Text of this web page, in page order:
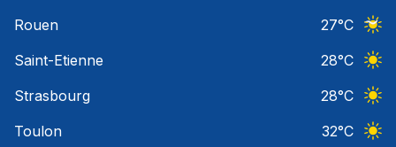
Rouen
27°C
Saint-Etienne
28°C
Strasbourg
28°C
Toulon
32°C